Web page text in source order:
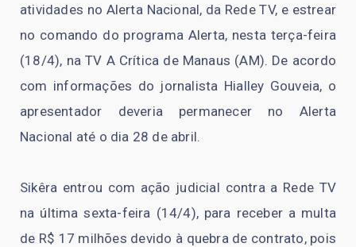
atividades no Alerta Nacional, da Rede TV, e estrear
no comando do programa Alerta, nesta terça-feira
(18/4), na TV A Crítica de Manaus (AM). De acordo
com informações do jornalista Hialley Gouveia, o
apresentador deveria permanecer no Alerta
Nacional até o dia 28 de abril.
Sikêra entrou com ação judicial contra a Rede TV
na última sexta-feira (14/4), para receber a multa
de R$ 17 milhões devido à quebra de contrato, pois